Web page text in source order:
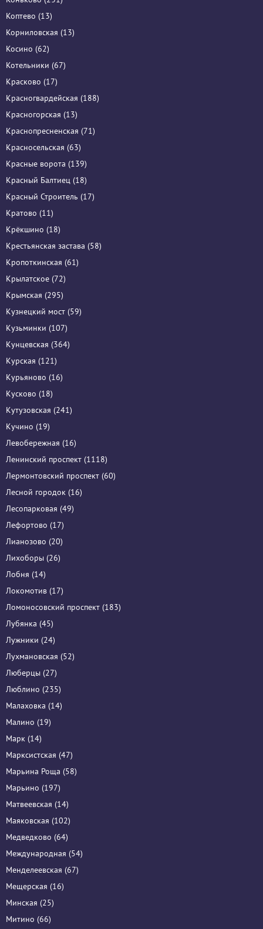
Коптево (13)
Корниловская (13)
Косино (62)
Котельники (67)
Красково (17)
Красногвардейская (188)
Красногорская (13)
Краснопресненская (71)
Красносельская (63)
Красные ворота (139)
Красный Балтиец (18)
Красный Строитель (17)
Кратово (11)
Крёкшино (18)
Крестьянская застава (58)
Кропоткинская (61)
Крылатское (72)
Крымская (295)
Кузнецкий мост (59)
Кузьминки (107)
Кунцевская (364)
Курская (121)
Курьяново (16)
Кусково (18)
Кутузовская (241)
Кучино (19)
Левобережная (16)
Ленинский проспект (1118)
Лермонтовский проспект (60)
Лесной городок (16)
Лесопарковая (49)
Лефортово (17)
Лианозово (20)
Лихоборы (26)
Лобня (14)
Локомотив (17)
Ломоносовский проспект (183)
Лубянка (45)
Лужники (24)
Лухмановская (52)
Люберцы (27)
Люблино (235)
Малаховка (14)
Малино (19)
Марк (14)
Марксистская (47)
Марьина Роща (58)
Марьино (197)
Матвеевская (14)
Маяковская (102)
Медведково (64)
Международная (54)
Менделеевская (67)
Мещерская (16)
Минская (25)
Митино (66)